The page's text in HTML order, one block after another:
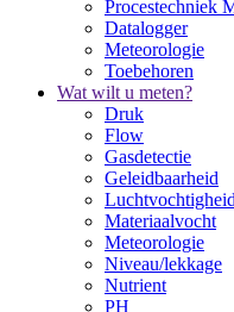
Procestechniek
Datalogger
Meteorologie
Toebehoren
Wat wilt u meten?
Druk
Flow
Gasdetectie
Geleidbaarheid
Luchtvochtigheid
Materiaalvocht
Meteorologie
Niveau/lekkage
Nutrient
PH